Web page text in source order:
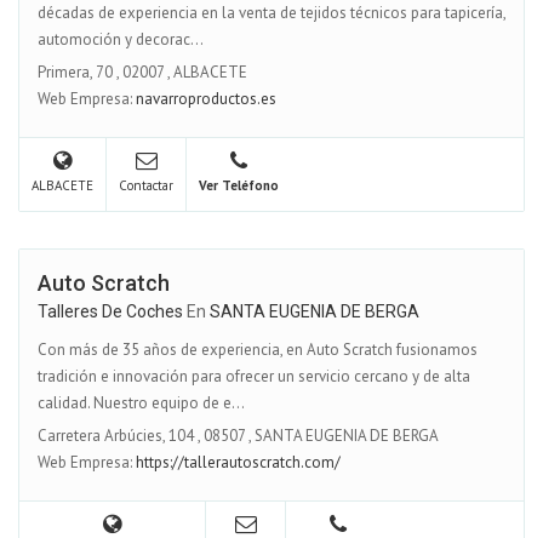
décadas de experiencia en la venta de tejidos técnicos para tapicería,
automoción y decorac...
Primera, 70, 02007,ALBACETE
Web Empresa:navarroproductos.es
ALBACETE Contactar Ver Teléfono
Auto Scratch
Talleres De Coches En SANTA EUGENIA DE BERGA
Con más de 35 años de experiencia, en Auto Scratch fusionamos
tradición e innovación para ofrecer un servicio cercano y de alta
calidad. Nuestro equipo de e...
Carretera Arbúcies, 104, 08507,SANTA EUGENIA DE BERGA
Web Empresa:https://tallerautoscratch.com/